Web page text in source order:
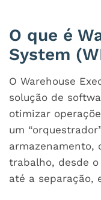
O que é
System
O Warehouse
solução de
otimizar
um
armazenamento,
trabalho, desde
até a separação,